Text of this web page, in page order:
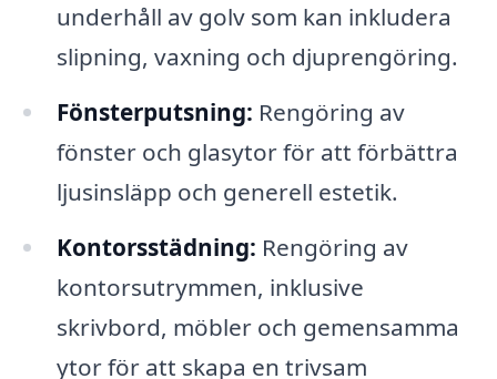
underhåll av golv som kan inkludera
slipning, vaxning och djuprengöring.
Fönsterputsning: Rengöring av
fönster och glasytor för att förbättra
ljusinsläpp och generell estetik.
Kontorsstädning: Rengöring av
kontorsutrymmen, inklusive
skrivbord, möbler och gemensamma
ytor för att skapa en trivsam